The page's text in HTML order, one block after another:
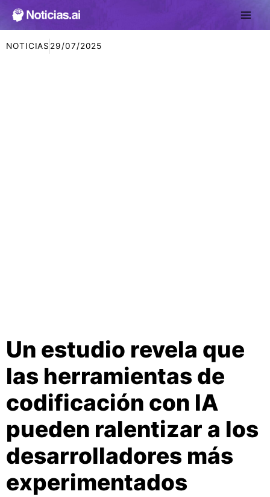
NOTICIAS 29/07/2025
Un estudio revela que
las herramientas de
codificación con IA
pueden ralentizar a los
desarrolladores más
experimentados